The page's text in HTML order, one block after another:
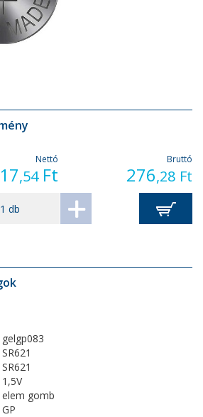
Nettó
,54 Ft
Bruttó
276,28 Ft
gelgp083
SR621
SR621
1,5V
elem gomb
GP